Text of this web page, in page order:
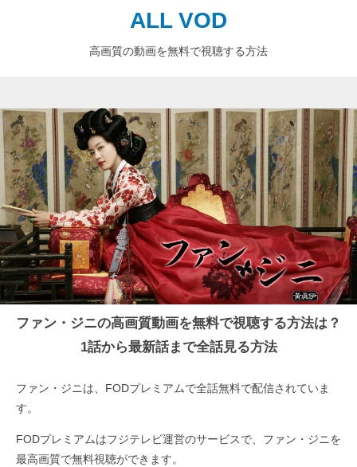
ALL VOD
高画質の動画を無料で視聴する方法
ファン・ジニの高画質動画を無料で視聴する方法は？
1話から最新話まで全話見る方法
ファン・ジニは、FODプレミアムで全話無料で配信されていま
す。
FODプレミアムはフジテレビ運営のサービスで、ファン・ジニを
最高画質で無料視聴ができます。